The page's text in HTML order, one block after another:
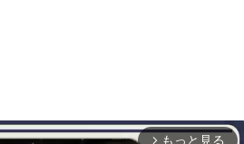
arrow_forward_ios もっと見る